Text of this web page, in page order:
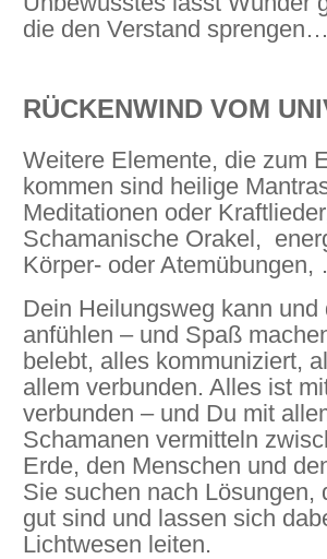
die den Verstand sprengen…
RÜCKENWIND VOM
Weitere Elemente, die zum
kommen sind heilige
Meditationen oder
Schamanische Orakel,
Körper- oder Atemübungen,
Dein Heilungsweg kann und
anfühlen – und Spaß
belebt, alles kommuniziert,
allem verbunden. Alles ist
verbunden – und Du mit
Schamanen vermitteln
Erde, den Menschen und
Sie suchen nach Lösungen,
gut sind und lassen sich
Lichtwesen leiten.